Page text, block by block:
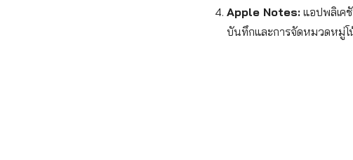
Apple Notes:แอปพลิเคชั
บันทึกและการจัดหมวดหมู่โ